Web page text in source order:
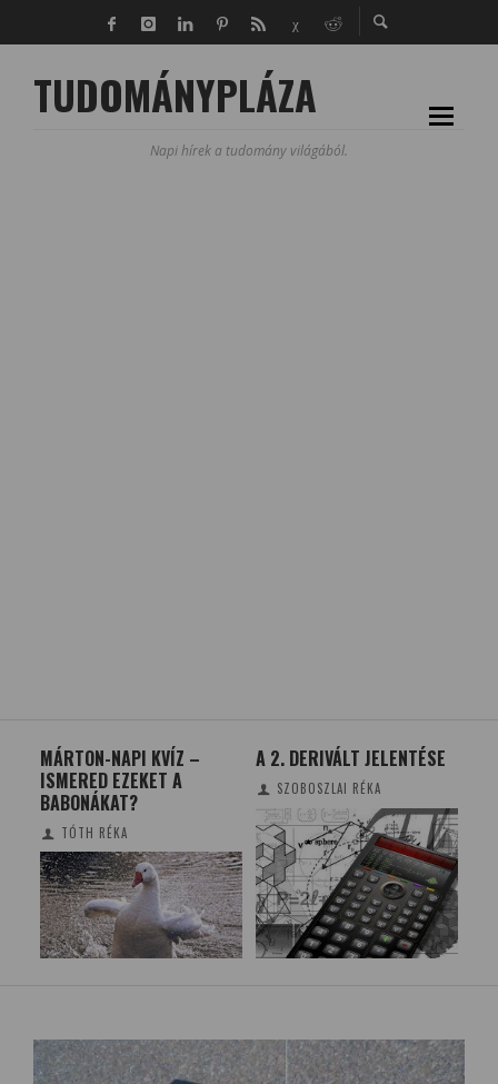
TUDOMÁNYPLÁZA
Napi hírek a tudomány világából.
MÁRTON-NAPI KVÍZ –
ISMERED EZEKET A
BABONÁKAT?
TÓTH RÉKA
A 2. DERIVÁLT JELENTÉSE
SZOBOSZLAI RÉKA